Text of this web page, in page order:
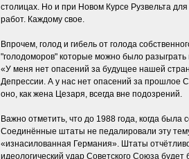
столицах. Но и при Новом Курсе Рузвельта
работ. Каждому свое.
Впрочем, голод и гибель от голода
"голодоморов" которые можно было разыграть
«У меня нет опасений за будущее нашей
Депрессии. А у нас нет опасений за прошлое
оно, как жена Цезаря, всегда вне подозрений.
Важно отметить, что до 1988 года, когда
Соединённые штаты не педалировали эту
«изнасилованная Германия». Штаты
идеологический удар Советского Союза